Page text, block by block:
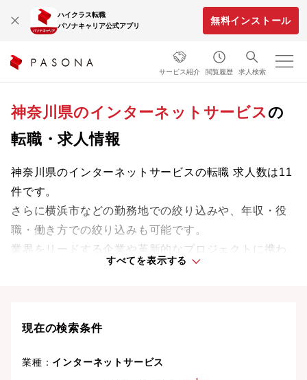
ハイクラス転職
パソナキャリア公式アプリ
無料インストール
サービス紹介 閲覧履歴 求人検索
神奈川県のインターネットサービスの
転職・求人情報
神奈川県のインターネットサービスの転職 求人数は11
件です。
さらに横浜市などの勤務地での絞り込みや、年収・役
職・働き方での絞り込みも可能です。
業界をリードする企業や革新的なプロジェクトに携わ
り、次のキャリアステージへと踏み出しましょう。
すべてを表示する
現在の検索条件
業種： インターネットサービス